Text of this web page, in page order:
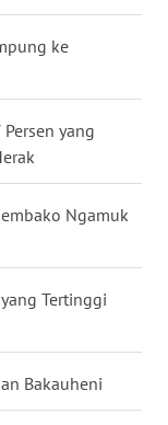
ke
yang
Ngamuk
Tertinggi
Bakauheni